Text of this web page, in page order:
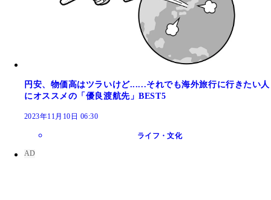
円安、物価高はツラいけど......それでも海外旅行に行きたい人
にオススメの「優良渡航先」BEST5
2023年11月10日 06:30
ライフ・文化